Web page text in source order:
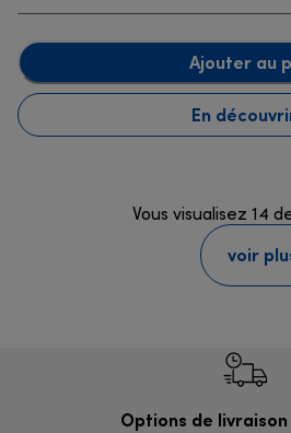
Ajouter au
En
Vous visualisez 14
voir
Options de